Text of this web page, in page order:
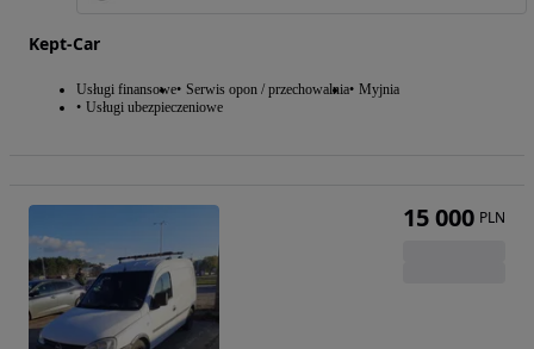
Kept-Car
Usługi finansowe Serwis opon / przechowalnia Myjnia
Usługi ubezpieczeniowe
15 000 PLN